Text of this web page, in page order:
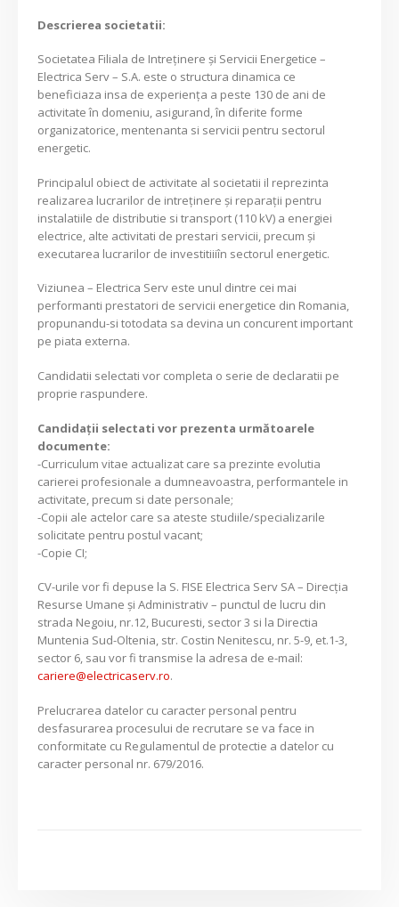
Descrierea societatii:
Societatea Filiala de Intreţinere şi Servicii Energetice –
Electrica Serv – S.A. este o structura dinamica ce
beneficiaza insa de experienţa a peste 130 de ani de
activitate în domeniu, asigurand, în diferite forme
organizatorice, mentenanta si servicii pentru sectorul
energetic.
Principalul obiect de activitate al societatii il reprezinta
realizarea lucrarilor de intreținere și reparații pentru
instalatiile de distributie si transport (110 kV) a energiei
electrice, alte activitati de prestari servicii, precum și
executarea lucrarilor de investitiiiîn sectorul energetic.
Viziunea – Electrica Serv este unul dintre cei mai
performanti prestatori de servicii energetice din Romania,
propunandu-si totodata sa devina un concurent important
pe piata externa.
Candidatii selectati vor completa o serie de declaratii pe
proprie raspundere.
Candidaţii selectati vor prezenta următoarele
documente:
-Curriculum vitae actualizat care sa prezinte evolutia
carierei profesionale a dumneavoastra, performantele in
activitate, precum si date personale;
-Copii ale actelor care sa ateste studiile/specializarile
solicitate pentru postul vacant;
-Copie CI;
CV-urile vor fi depuse la S. FISE Electrica Serv SA – Direcția
Resurse Umane și Administrativ – punctul de lucru din
strada Negoiu, nr.12, Bucuresti, sector 3 si la Directia
Muntenia Sud-Oltenia, str. Costin Nenitescu, nr. 5-9, et.1-3,
sector 6, sau vor fi transmise la adresa de e-mail:
cariere@electricaserv.ro.
Prelucrarea datelor cu caracter personal pentru
desfasurarea procesului de recrutare se va face in
conformitate cu Regulamentul de protectie a datelor cu
caracter personal nr. 679/2016.